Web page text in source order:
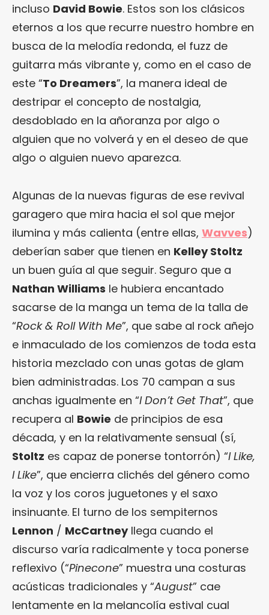
incluso David Bowie. Estos son los clásicos
eternos a los que recurre nuestro hombre en
busca de la melodía redonda, el fuzz de
guitarra más vibrante y, como en el caso de
este “To Dreamers”, la manera ideal de
destripar el concepto de nostalgia,
desdoblado en la añoranza por algo o
alguien que no volverá y en el deseo de que
algo o alguien nuevo aparezca.
Algunas de la nuevas figuras de ese revival
garagero que mira hacia el sol que mejor
ilumina y más calienta (entre ellas, Wavves)
deberían saber que tienen en Kelley Stoltz
un buen guía al que seguir. Seguro que a
Nathan Williams le hubiera encantado
sacarse de la manga un tema de la talla de
“Rock & Roll With Me”, que sabe al rock añejo
e inmaculado de los comienzos de toda esta
historia mezclado con unas gotas de glam
bien administradas. Los 70 campan a sus
anchas igualmente en “I Don’t Get That”, que
recupera al Bowie de principios de esa
década, y en la relativamente sensual (sí,
Stoltz es capaz de ponerse tontorrón) “I Like,
I Like”, que encierra clichés del género como
la voz y los coros juguetones y el saxo
insinuante. El turno de los sempiternos
Lennon / McCartneyllega cuando el
discurso varía radicalmente y toca ponerse
reflexivo (“Pinecone” muestra una costuras
acústicas tradicionales y “August” cae
lentamente en la melancolía estival cual